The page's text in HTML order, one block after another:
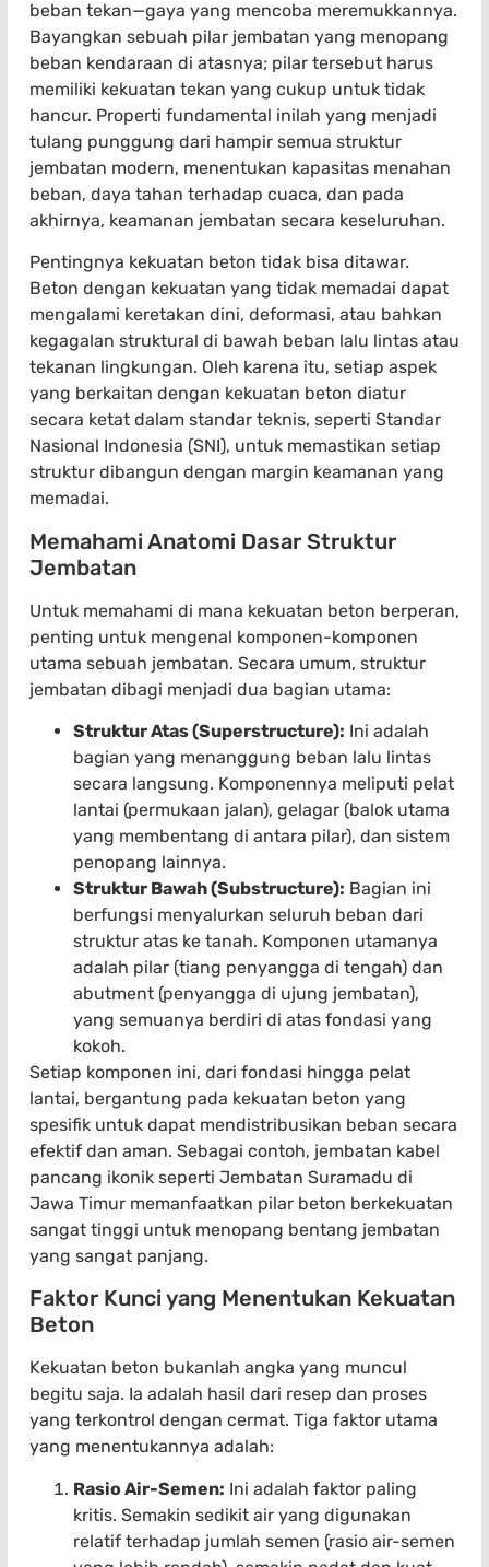
beban tekan—gaya yang mencoba meremukkannya.
Bayangkan sebuah pilar jembatan yang menopang
beban kendaraan di atasnya; pilar tersebut harus
memiliki kekuatan tekan yang cukup untuk tidak
hancur. Properti fundamental inilah yang menjadi
tulang punggung dari hampir semua struktur
jembatan modern, menentukan kapasitas menahan
beban, daya tahan terhadap cuaca, dan pada
akhirnya, keamanan jembatan secara keseluruhan.
Pentingnya kekuatan beton tidak bisa ditawar.
Beton dengan kekuatan yang tidak memadai dapat
mengalami keretakan dini, deformasi, atau bahkan
kegagalan struktural di bawah beban lalu lintas atau
tekanan lingkungan. Oleh karena itu, setiap aspek
yang berkaitan dengan kekuatan beton diatur
secara ketat dalam standar teknis, seperti Standar
Nasional Indonesia (SNI), untuk memastikan setiap
struktur dibangun dengan margin keamanan yang
memadai.
Memahami Anatomi Dasar Struktur
Jembatan
Untuk memahami di mana kekuatan beton berperan,
penting untuk mengenal komponen-komponen
utama sebuah jembatan. Secara umum, struktur
jembatan dibagi menjadi dua bagian utama:
Struktur Atas (Superstructure): Ini adalah
bagian yang menanggung beban lalu lintas
secara langsung. Komponennya meliputi pelat
lantai (permukaan jalan), gelagar (balok utama
yang membentang di antara pilar), dan sistem
penopang lainnya.
Struktur Bawah (Substructure): Bagian ini
berfungsi menyalurkan seluruh beban dari
struktur atas ke tanah. Komponen utamanya
adalah pilar (tiang penyangga di tengah) dan
abutment (penyangga di ujung jembatan),
yang semuanya berdiri di atas fondasi yang
kokoh.
Setiap komponen ini, dari fondasi hingga pelat
lantai, bergantung pada kekuatan beton yang
spesifik untuk dapat mendistribusikan beban secara
efektif dan aman. Sebagai contoh, jembatan kabel
pancang ikonik seperti Jembatan Suramadu di
Jawa Timur memanfaatkan pilar beton berkekuatan
sangat tinggi untuk menopang bentang jembatan
yang sangat panjang.
Faktor Kunci yang Menentukan Kekuatan
Beton
Kekuatan beton bukanlah angka yang muncul
begitu saja. Ia adalah hasil dari resep dan proses
yang terkontrol dengan cermat. Tiga faktor utama
yang menentukannya adalah:
Rasio Air-Semen: Ini adalah faktor paling
kritis. Semakin sedikit air yang digunakan
relatif terhadap jumlah semen (rasio air-semen